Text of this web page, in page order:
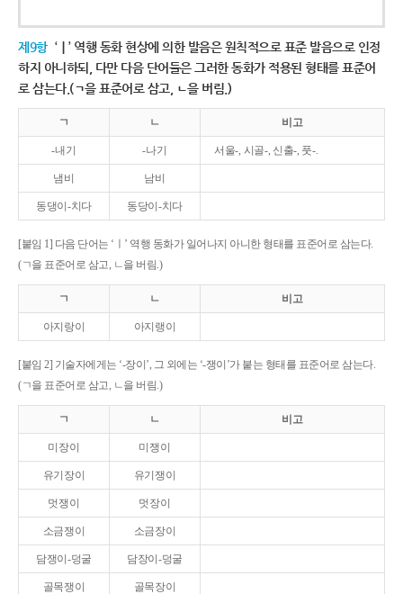
제9항 ‘ㅣ’ 역행 동화 현상에 의한 발음은 원칙적으로 표준 발음으로 인정
하지 아니하되, 다만 다음 단어들은 그러한 동화가 적용된 형태를 표준어
로 삼는다.(ㄱ을 표준어로 삼고, ㄴ을 버림.)
ㄱ ㄴ 비고
-내기 -나기 서울-, 시골-, 신출-, 풋-.
냄비 남비
동댕이-치다 동당이-치다
[붙임 1] 다음 단어는 ‘ㅣ’ 역행 동화가 일어나지 아니한 형태를 표준어로 삼는다.
(ㄱ을 표준어로 삼고, ㄴ을 버림.)
ㄱ ㄴ 비고
아지랑이 아지랭이
[붙임 2] 기술자에게는 ‘-장이’, 그 외에는 ‘-쟁이’가 붙는 형태를 표준어로 삼는다.
(ㄱ을 표준어로 삼고, ㄴ을 버림.)
ㄱ ㄴ 비고
미장이 미쟁이
유기장이 유기쟁이
멋쟁이 멋장이
소금쟁이 소금장이
담쟁이-덩굴 담장이-덩굴
골목쟁이 골목장이